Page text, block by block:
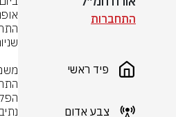
התחברות
פיד ראשי
צבע אדום